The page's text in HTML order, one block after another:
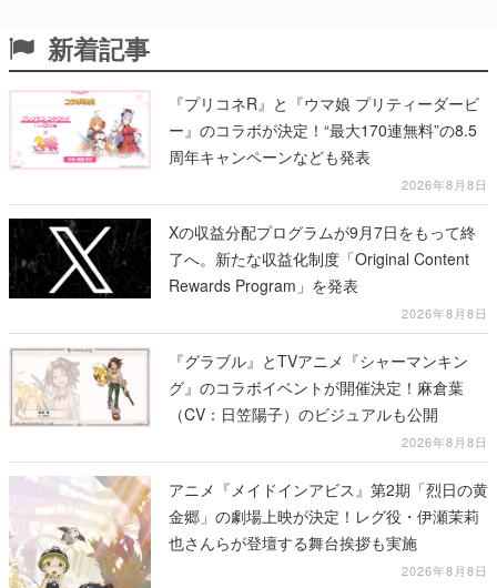
新着記事
『プリコネR』と『ウマ娘 プリティーダービ
ー』のコラボが決定！“最大170連無料”の8.5
周年キャンペーンなども発表
2026年8月8日
Xの収益分配プログラムが9月7日をもって終
了へ。新たな収益化制度「Original Content
Rewards Program」を発表
2026年8月8日
『グラブル』とTVアニメ『シャーマンキン
グ』のコラボイベントが開催決定！麻倉葉
（CV：日笠陽子）のビジュアルも公開
2026年8月8日
アニメ『メイドインアビス』第2期「烈日の黄
金郷」の劇場上映が決定！レグ役・伊瀬茉莉
也さんらが登壇する舞台挨拶も実施
2026年8月8日